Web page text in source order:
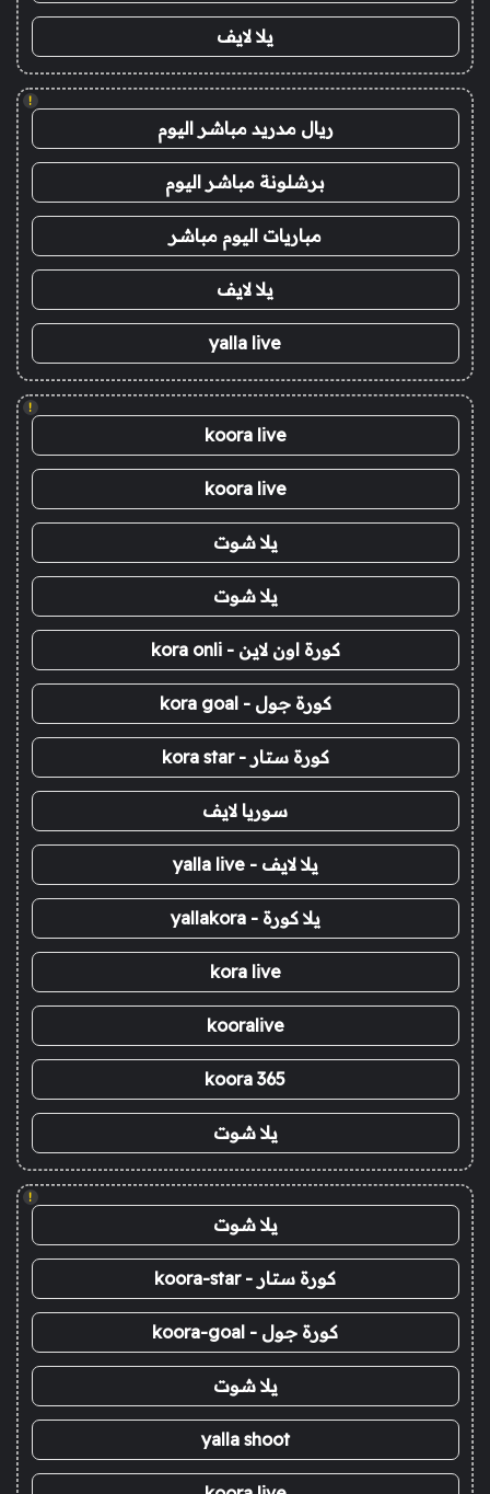
يلا لايف
!
ريال مدريد مباشر اليوم
برشلونة مباشر اليوم
مباريات اليوم مباشر
يلا لايف
yalla live
!
koora live
koora live
يلا شوت
يلا شوت
كورة اون لاين - kora onli
كورة جول - kora goal
كورة ستار - kora star
سوريا لايف
يلا لايف - yalla live
يلا كورة - yallakora
kora live
kooralive
koora 365
يلا شوت
!
يلا شوت
كورة ستار - koora-star
كورة جول - koora-goal
يلا شوت
yalla shoot